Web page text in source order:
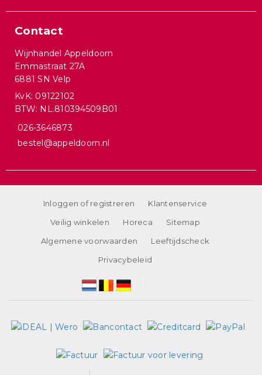
Contact
Wijnhandel Appeldoorn
Emmastraat 27A
6881 SN Velp
KvK: 09122102
BTW: NL.810394509B01
026-3646873
bestel@appeldoorn.nl
Inloggen of registreren
Klantenservice
Veilig winkelen
Horeca
Sitemap
Algemene voorwaarden
Leeftijdscheck
Privacybeleid